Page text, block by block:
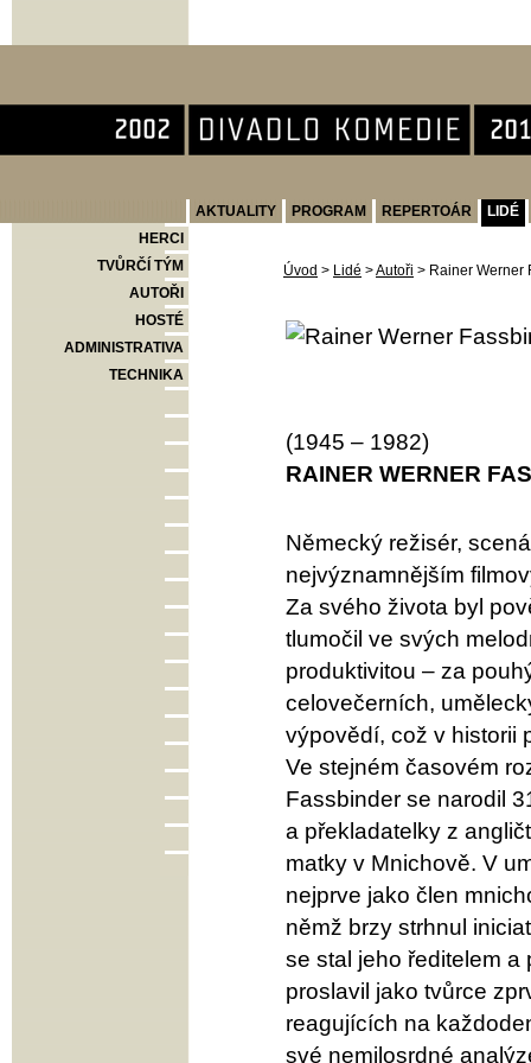
AKTUALITY PROGRAM REPERTOÁR
LIDÉ
HERCI
TVŮRČÍ TÝM
AUTOŘI
HOSTÉ
ADMINISTRATIVA
TECHNIKA
Úvod > Lidé >Autoři > Rainer Werner
(1945 – 1982)
RAINER WERNER
Německý režisér,
nejvýznamnějším
Za svého života byl
tlumočil ve svých
produktivitou – za
celovečerních,
výpovědí, což v historii
Ve stejném časovém
Fassbinder se narodil
a překladatelky z
matky v Mnichově. V
nejprve jako člen
němž brzy strhnul
se stal jeho ředitelem a
proslavil jako tvůrce
reagujících na
své nemilosrdné